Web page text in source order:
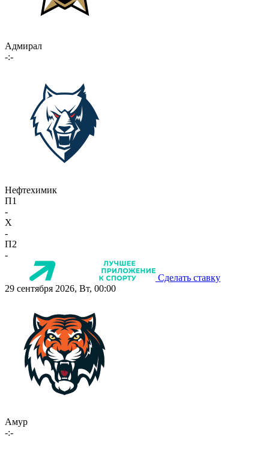
Адмирал
-:-
Нефтехимик
П1
-
X
-
П2
-
Сделать ставку
29 сентября 2026, Вт, 00:00
Амур
-:-